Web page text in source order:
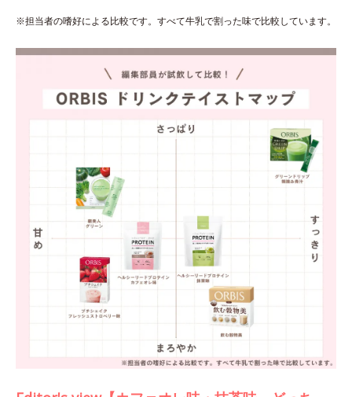
※担当者の嗜好による比較です。すべて牛乳で割った味で比較しています。